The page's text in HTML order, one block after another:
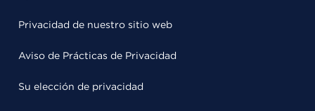
Privacidad de nuestro sitio web
Aviso de Prácticas de Privacidad
Su elección de privacidad